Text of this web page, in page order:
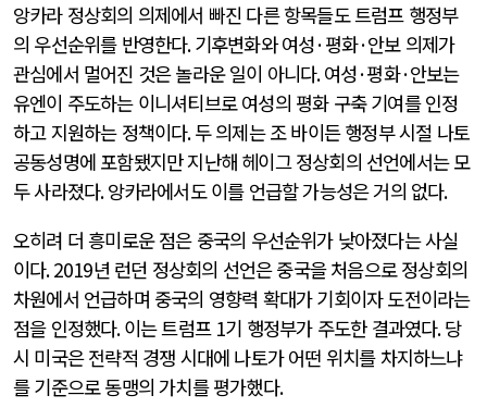
앙카라 정상회의 의제에서 빠진 다른 항목들도 트럼프 행정부
의 우선순위를 반영한다.기후변화와 여성·평화·안보 의제가
관심에서 멀어진 것은 놀라운 일이 아니다.여성·평화·안보는
유엔이 주도하는 이니셔티브로 여성의 평화 구축 기여를 인정
하고 지원하는 정책이다.두 의제는 조 바이든 행정부 시절 나토
공동성명에 포함됐지만 지난해 헤이그 정상회의 선언에서는 모
두 사라졌다.앙카라에서도 이를 언급할 가능성은 거의 없다.
오히려 더 흥미로운 점은 중국의 우선순위가 낮아졌다는 사실
이다. 2019년 런던 정상회의 선언은 중국을 처음으로 정상회의
차원에서 언급하며 중국의 영향력 확대가 기회이자 도전이라는
점을 인정했다.이는 트럼프 1기 행정부가 주도한 결과였다.당
시 미국은 전략적 경쟁 시대에 나토가 어떤 위치를 차지하느냐
를 기준으로 동맹의 가치를 평가했다.